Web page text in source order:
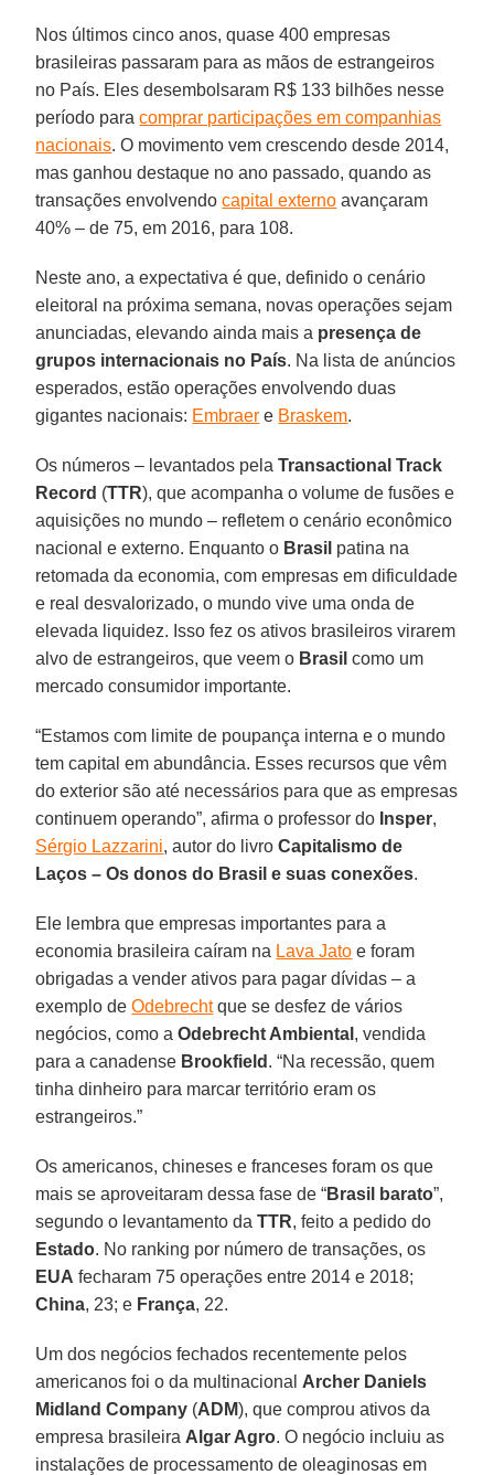
Nos últimos cinco anos, quase 400 empresas
brasileiras passaram para as mãos de estrangeiros
no País. Eles desembolsaram R$ 133 bilhões nesse
período paracomprar participações em companhias
nacionais. O movimento vem crescendo desde 2014,
mas ganhou destaque no ano passado, quando as
transações envolvendocapital externo avançaram
40% – de 75, em 2016, para 108.
Neste ano, a expectativa é que, definido o cenário
eleitoral na próxima semana, novas operações sejam
anunciadas, elevando ainda mais a presença de
grupos internacionais no País. Na lista de anúncios
esperados, estão operações envolvendo duas
gigantes nacionais: Embraer e Braskem.
Os números – levantados pela Transactional Track
Record (TTR), que acompanha o volume de fusões e
aquisições no mundo – refletem o cenário econômico
nacional e externo. Enquanto o Brasil patina na
retomada da economia, com empresas em dificuldade
e real desvalorizado, o mundo vive uma onda de
elevada liquidez. Isso fez os ativos brasileiros virarem
alvo de estrangeiros, que veem o Brasil como um
mercado consumidor importante.
“Estamos com limite de poupança interna e o mundo
tem capital em abundância. Esses recursos que vêm
do exterior são até necessários para que as empresas
continuem operando”, afirma o professor do Insper,
Sérgio Lazzarini, autor do livroCapitalismo de
Laços – Os donos do Brasil e suas conexões.
Ele lembra que empresas importantes para a
economia brasileira caíram na Lava Jato e foram
obrigadas a vender ativos para pagar dívidas – a
exemplo deOdebrechtque se desfez de vários
negócios, como a Odebrecht Ambiental , vendida
para a canadense Brookfield . “Na recessão, quem
tinha dinheiro para marcar território eram os
estrangeiros.”
Os americanos, chineses e franceses foram os que
mais se aproveitaram dessa fase de “Brasil barato”,
segundo o levantamento daTTR, feito a pedido do
Estado. No ranking por número de transações, os
EUA fecharam 75 operações entre 2014 e 2018;
China, 23; e França, 22.
Um dos negócios fechados recentemente pelos
americanos foi o da multinacional Archer Daniels
Midland Company (ADM), que comprou ativos da
empresa brasileira Algar Agro. O negócio incluiu as
instalações de processamento de oleaginosas em